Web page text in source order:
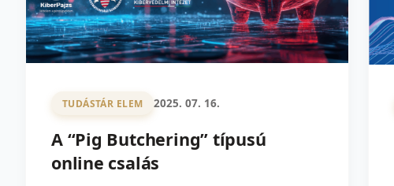
TUDÁSTÁR ELEM 2025. 07. 16.
A “Pig Butchering” típusú
online csalás